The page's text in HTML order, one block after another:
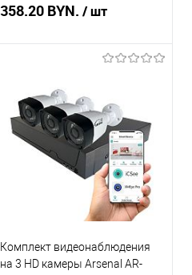
358.20 BYN. / шт
Купить в 1 клик
Сравнение
В избранное
В наличии
Комплект видеонаблюдения
на 3 HD камеры Arsenal AR-